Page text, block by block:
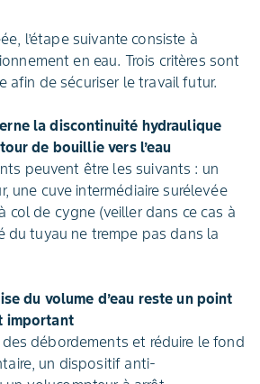
l’étape suivante consiste à
en eau. Trois critères sont
afin de sécuriser le travail futur.
la discontinuité hydraulique
de bouillie vers l’eau
peuvent être les suivants : un
une cuve intermédiaire surélevée
col de cygne (veiller dans ce cas à
du tuyau ne trempe pas dans la
du volume d’eau reste un point
important
débordements et réduire le fond
un dispositif anti-